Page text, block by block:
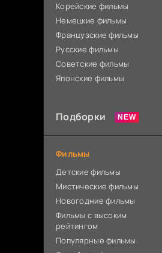
Корейские фильмы
Немецкие фильмы
Французские фильмы
Русские фильмы
Советские фильмы
Японские фильмы
Подборки
Фильмы
Детские фильмы
Мистические фильмы
Новогодние фильмы
Фильмы с высоким
рейтингом
Популярные фильмы